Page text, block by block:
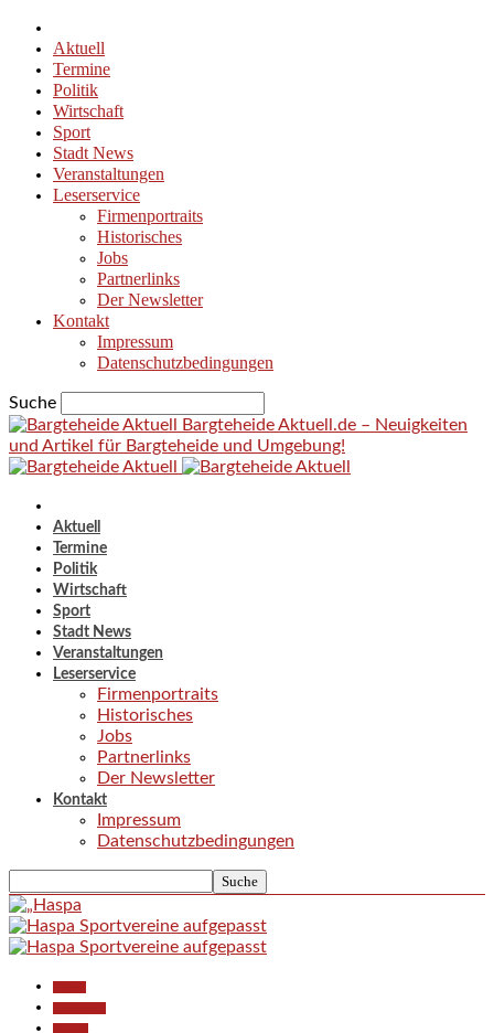
Aktuell
Termine
Politik
Wirtschaft
Sport
Stadt News
Veranstaltungen
Leserservice
Firmenportraits
Historisches
Jobs
Partnerlinks
Der Newsletter
Kontakt
Impressum
Datenschutzbedingungen
Suche
Bargteheide Aktuell.de – Neuigkeiten
und Artikel für Bargteheide und Umgebung!
Aktuell
Termine
Politik
Wirtschaft
Sport
Stadt News
Veranstaltungen
Leserservice
Firmenportraits
Historisches
Jobs
Partnerlinks
Der Newsletter
Kontakt
Impressum
Datenschutzbedingungen